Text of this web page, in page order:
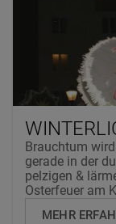
Brauchtum
gerade in der
pelzigen &
Osterfeuer am
MEHR